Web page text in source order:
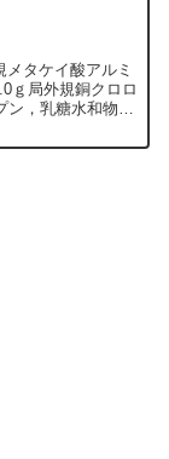
タケイ酸アルミ
ｇ局外規銅クロロ
，乳糖水和物又